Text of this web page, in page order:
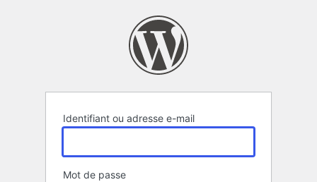
Identifiant ou adresse e-mail
Mot de passe